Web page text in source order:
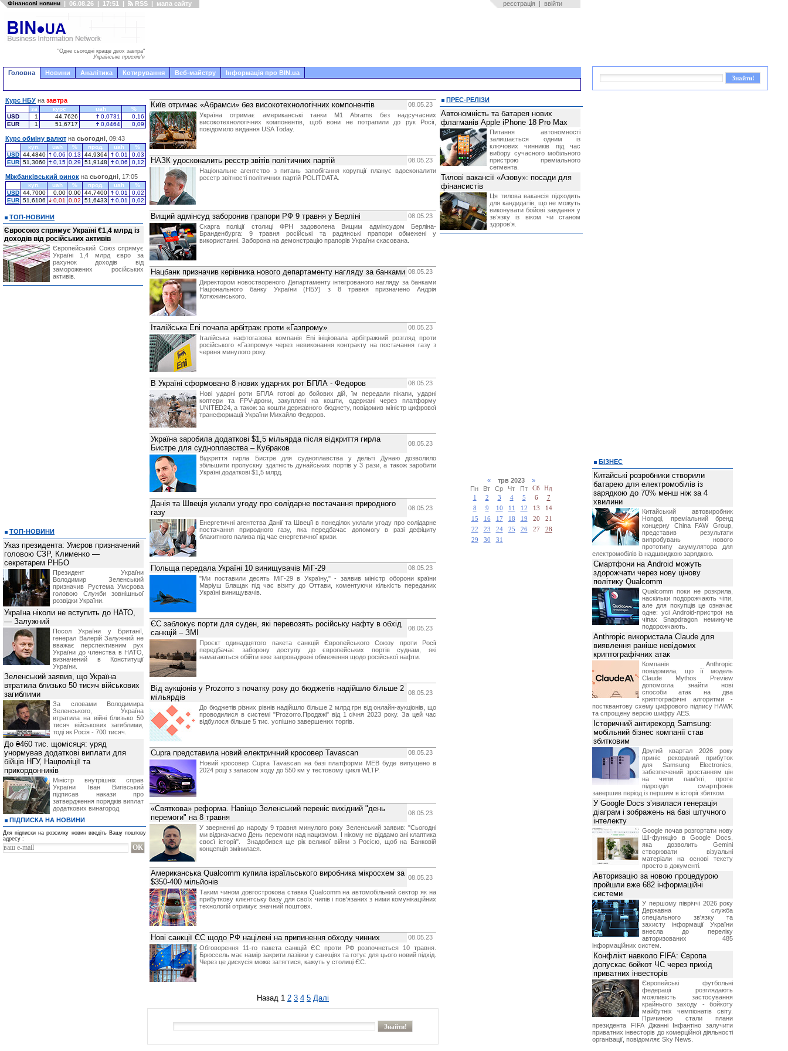
Фінансові новини | 06.08.26 | 17:51 | RSS | мапа сайту реєстрація | ввійти
"Одне сьогодні краще двох завтра"
Українське прислів'я
Головна Новини Аналітика Котирування Веб-майстру Інформація про BIN.ua
Київ отримає «Абрамси» без високотехнологічних компонентів
08.05.23
Україна отримає американські танки M1 Abrams без надсучасних
високотехнологічних компонентів, щоб вони не потрапили до рук Росії,
повідомило видання USA Today.
НАЗК удосконалить реєстр звітів політичних партій
08.05.23
Національне агентство з питань запобігання корупції планує вдосконалити
реєстр звітності політичних партій POLITDATА.
Вищий адмінсуд заборонив прапори РФ 9 травня у Берліні
08.05.23
Скарга поліції столиці ФРН задоволена Вищим адмінсудом Берліна-
Бранденбурга: 9 травня російські та радянські прапори обмежені у
використанні. Заборона на демонстрацію прапорів України скасована.
Нацбанк призначив керівника нового департаменту нагляду за банками 08.05.23
Директором новоствореного Департаменту інтегрованого нагляду за банками
Національного банку України (НБУ) з 8 травня призначено Андрія
Котюжинського.
Італійська Eni почала арбітраж проти «Газпрому»
08.05.23
Італійська нафтогазова компанія Eni ініціювала арбітражний розгляд проти
російського «Газпрому» через невиконання контракту на постачання газу з
червня минулого року.
В Україні сформовано 8 нових ударних рот БПЛА - Федоров
08.05.23
Нові ударні роти БПЛА готові до бойових дій, їм передали пікапи, ударні
коптери та FPV-дрони, закуплені на кошти, одержані через платформу
UNITED24, а також за кошти державного бюджету, повідомив міністр цифрової
трансформації України Михайло Федоров.
Україна заробила додаткові $1,5 мільярда після відкриття гирла
Бистре для судноплавства – Кубраков
08.05.23
Відкриття гирла Бистре для судноплавства у дельті Дунаю дозволило
збільшити пропускну здатність дунайських портів у 3 рази, а також заробити
Україні додаткові $1,5 млрд.
Данія та Швеція уклали угоду про солідарне постачання природного
газу
08.05.23
Енергетичні агентства Данії та Швеції в понеділок уклали угоду про солідарне
постачання природного газу, яка передбачає допомогу в разі дефіциту
блакитного палива під час енергетичної кризи.
Польща передала Україні 10 винищувачів МіГ-29
08.05.23
"Ми поставили десять МіГ-29 в Україну," - заявив міністр оборони країни
Маріуш Блащак під час візиту до Оттави, коментуючи кількість переданих
Україні винищувачів.
ЄС заблокує порти для суден, які перевозять російську нафту в обхід
санкцій – ЗМІ
08.05.23
Проєкт одинадцятого пакета санкцій Європейського Союзу проти Росії
передбачає заборону доступу до європейських портів суднам, які
намагаються обійти вже запроваджені обмеження щодо російської нафти.
Від аукціонів у Prozorro з початку року до бюджетів надійшло більше 2
мільярдів
08.05.23
До бюджетів різних рівнів надійшло більше 2 млрд грн від онлайн-аукціонів, що
проводилися в системі "Prozorro.Продажі" від 1 січня 2023 року. За цей час
відбулося більше 5 тис. успішно завершених торгів.
Cupra представила новий електричний кросовер Tavascan
08.05.23
Новий кросовер Cupra Tavascan на базі платформи MEB буде випущено в
2024 році з запасом ходу до 550 км у тестовому циклі WLTP.
«Святкова» реформа. Навіщо Зеленський переніс вихідний "день
перемоги" на 8 травня
08.05.23
У зверненні до народу 9 травня минулого року Зеленський заявив: "Сьогодні
ми відзначаємо День перемоги над нацизмом. І нікому не віддамо ані клаптика
своєї історії". Знадобився ще рік великої війни з Росією, щоб на Банковій
концепція змінилася.
Американська Qualcomm купила ізраїльського виробника мікросхем за
$350-400 мільйонів
08.05.23
Таким чином довгострокова ставка Qualcomm на автомобільний сектор як на
прибуткову клієнтську базу для своїх чипів і пов'язаних з ними комунікаційних
технологій отримує значний поштовх.
Нові санкції ЄС щодо РФ націлені на припинення обходу чинних
08.05.23
Обговорення 11-го пакета санкцій ЄС проти РФ розпочнеться 10 травня.
Брюссель має намір закрити лазівки у санкціях та готує для цього новий підхід.
Через це дискусія може затягтися, кажуть у столиці ЄС.
Назад 1 2 3 4 5 Далі
Курс НБУ на завтра
за курс uah
%
USD
1 44,7626 0,0731
0,16
EUR
1 51,6717 0,0464 0,09
Курс обміну валют на сьогодні , 09:43
куп. uah % прод. uah
%
USD 44,4840 0,06 0,13 44,9364 0,01
0,03
EUR 51,3060 0,15 0,29 51,9148 0,06 0,12
Міжбанківський ринок на сьогодні , 17:05
куп. uah % прод. uah
%
USD 44,7000 0,00 0,00 44,7400 0,01
0,02
EUR 51,6106 0,01 0,02 51,6433 0,01 0,02
ТОП-НОВИНИ
Євросоюз спрямує Україні €1,4 млрд із
доходів від російських активів
Європейський Союз спрямує
Україні 1,4 млрд євро за
рахунок доходів від
заморожених російських
активів.
ТОП-НОВИНИ
Указ президента: Умєров призначений
головою СЗР, Клименко —
секретарем РНБО
Президент України
Володимир Зеленський
призначив Pустема Умєрова
головою Служби зовнішньої
розвідки України.
Україна ніколи не вступить до НАТО,
— Залужний
Посол України у Британії,
генерал Валерій Залужний не
вважає перспективним рух
України до членства в НАТО,
визначений в Конституції
України.
Зеленський заявив, що Україна
втратила близько 50 тисяч військових
загиблими
За словами Володимира
Зеленського, Україна
втратила на війні близько 50
тисяч військових загиблими,
тоді як Росія - 700 тисяч.
До ₴460 тис. щомісяця: уряд
унормував додаткові виплати для
бійців НГУ, Нацполіції та
прикордонників
Міністр внутрішніх справ
України Іван Вигівський
підписав накази про
затвердження порядків виплат
додаткових винагород
ПІДПИСКА НА НОВИНИ
Для підписки на розсилку новин введіть Вашу поштову
адресу :
ПРЕС-РЕЛІЗИ
Автономність та батарея нових
флагманів Apple iPhone 18 Pro Max
Питання автономності
залишається одним із
ключових чинників під час
вибору сучасного мобільного
пристрою преміального
сегмента.
Тилові вакансії «Азову»: посади для
фінансистів
Ця тилова вакансія підходить
для кандидатів, що не можуть
виконувати бойові завдання у
звʼязку із віком чи станом
здоровʼя.
« трв 2023 »
Пн
Вт Ср Чт Пт Сб
Нд
1
2 3 4 5 6
7
8
9 10 11 12 13
14
15
16 17 18 19 20
21
22
23 24 25 26 27
28
29
30 31
БІЗНЕС
Китайські розробники створили
батарею для електромобілів із
зарядкою до 70% менш ніж за 4
хвилини
Китайський автовиробник
Hongqi, преміальний бренд
концерну China FAW Group,
представив результати
випробувань нового
прототипу акумулятора для
електромобілів із надшвидкою зарядкою.
Смартфони на Android можуть
здорожчати через нову цінову
політику Qualcomm
Qualcomm поки не розкрила,
наскільки подорожчають чіпи,
але для покупців це означає
одне: усі Android-пристрої на
чіпах Snapdragon неминуче
подорожчають.
Anthropic використала Claude для
виявлення раніше невідомих
криптографічних атак
Компанія Anthropic
повідомила, що її модель
Claude Mythos Preview
допомогла знайти нові
способи атак на два
криптографічні алгоритми -
постквантову схему цифрового підпису HAWK
та спрощену версію шифру AES.
Історичний антирекорд Samsung:
мобільний бізнес компанії став
збитковим
Другий квартал 2026 року
приніс рекордний прибуток
для Samsung Electronics,
забезпечений зростанням цін
на чипи пам'яті, проте
підрозділ смартфонів
завершив період із першим в історії збитком.
У Google Docs з’явилася генерація
діаграм і зображень на базі штучного
інтелекту
Google почав розгортати нову
ШІ-функцію в Google Docs,
яка дозволить Gemini
створювати візуальні
матеріали на основі тексту
просто в документі.
Авторизацію за новою процедурою
пройшли вже 682 інформаційні
системи
У першому півріччі 2026 року
Державна служба
спеціального зв'язку та
захисту інформації України
внесла до переліку
авторизованих 485
інформаційних систем.
Конфлікт навколо FIFA: Європа
допускає бойкот ЧС через прихід
приватних інвесторів
Європейські футбольні
федерації розглядають
можливість застосування
крайнього заходу - бойкоту
майбутніх чемпіонатів світу.
Причиною стали плани
президента FIFA Джанні Інфантіно залучити
приватних інвесторів до комерційної діяльності
організації, повідомляє Sky News.